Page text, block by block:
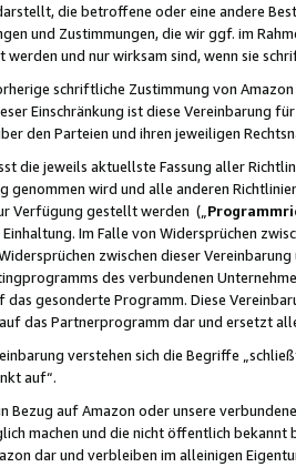
die betroffene oder eine andere
und Zustimmungen, die wir ggf. im
werden und nur wirksam sind, wenn sie
schriftliche Zustimmung von
Einschränkung ist diese Vereinbarung
den Parteien und ihren jeweiligen
die jeweils aktuellste Fassung aller
genommen wird und alle anderen
Verfügung gestellt werden („
Im Falle von Widersprüchen
zwischen dieser
des verbundenen
das gesonderte Programm. Diese
das Partnerprogramm dar und ersetzt
verstehen sich die Begriffe
auf“.
Bezug auf Amazon oder unsere
machen und die nicht öffentlich
dar und verbleiben im alleinigen